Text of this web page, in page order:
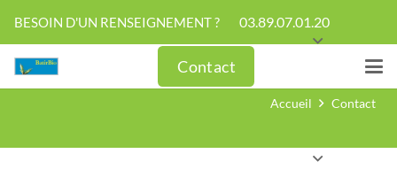
BESOIN D'UN RENSEIGNEMENT ? 03.89.07.01.20
Contact
Contact
Accueil Contact